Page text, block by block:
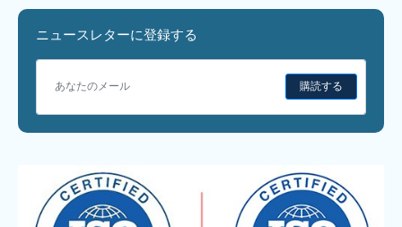
ニュースレターに登録する
購読する